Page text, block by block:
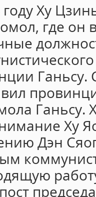
Ху
где он
Ганьсу.
Ганьсу.
Ху
Дэн